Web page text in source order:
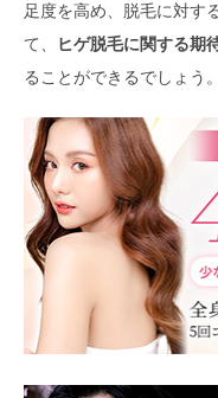
足度を高め、脱毛に対す
て、
ヒゲ脱毛に関する期
ることができるでしょう。